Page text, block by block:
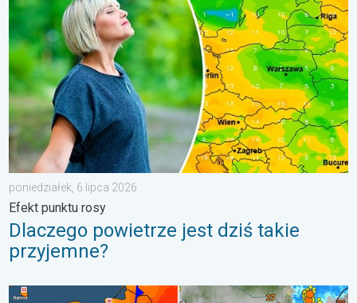
poniedziałek, 6 lipca 2026
Efekt punktu rosy
Dlaczego powietrze jest dziś takie
przyjemne?
Groźne burze na pożegnanie upałów. Ochłodzenie i burze. . .